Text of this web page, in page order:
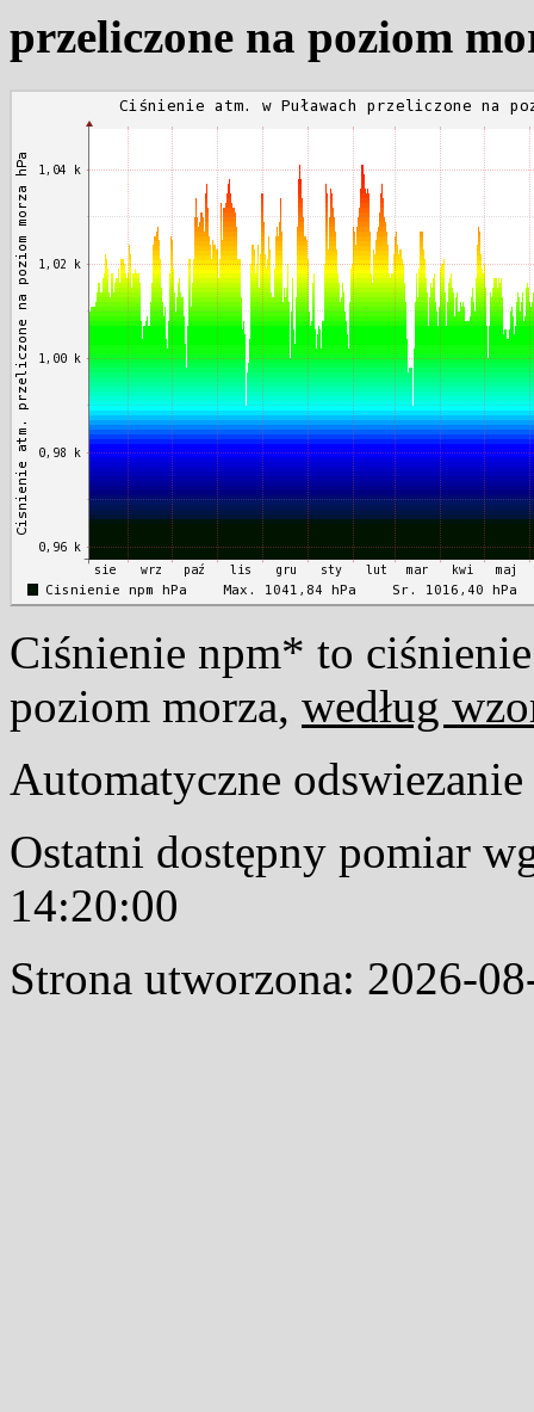
przeliczone na poziom
Ciśnienie npm* to
poziom morza, według
Automatyczne
Ostatni dostępny pomiar
14:20:00
Strona utworzona: 2026-